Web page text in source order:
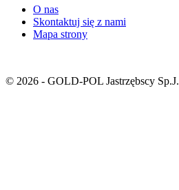
O nas
Skontaktuj się z nami
Mapa strony
© 2026 - GOLD-POL Jastrzębscy Sp.J.